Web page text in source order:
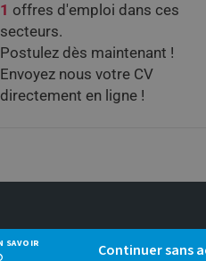
1 offres d'emploi dans ces
secteurs.
Postulez dès maintenant !
Envoyez nous votre CV
directement en ligne !